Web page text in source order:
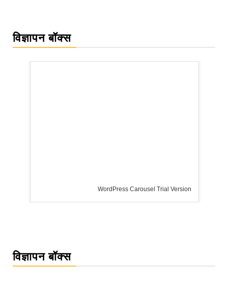
विज्ञापन बॉक्स
WordPress Carousel Trial Version
विज्ञापन बॉक्स